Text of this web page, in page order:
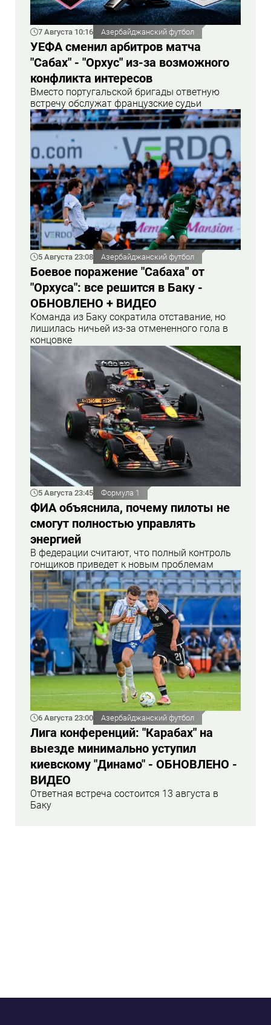
7 Августа 10:16 Азербайджанский футбол
УЕФА сменил арбитров матча
"Сабах" - "Орхус" из-за возможного
конфликта интересов
Вместо португальской бригады ответную
встречу обслужат французские судьи
5 Августа 23:08 Азербайджанский футбол
Боевое поражение "Сабаха" от
"Орхуса": все решится в Баку -
ОБНОВЛЕНО + ВИДЕО
Команда из Баку сократила отставание, но
лишилась ничьей из-за отмененного гола в
концовке
5 Августа 23:45 Формула 1
ФИА объяснила, почему пилоты не
смогут полностью управлять
энергией
В федерации считают, что полный контроль
гонщиков приведет к новым проблемам
6 Августа 23:00 Азербайджанский футбол
Лига конференций: "Карабах" на
выезде минимально уступил
киевскому "Динамо" - ОБНОВЛЕНО -
ВИДЕО
Ответная встреча состоится 13 августа в
Баку